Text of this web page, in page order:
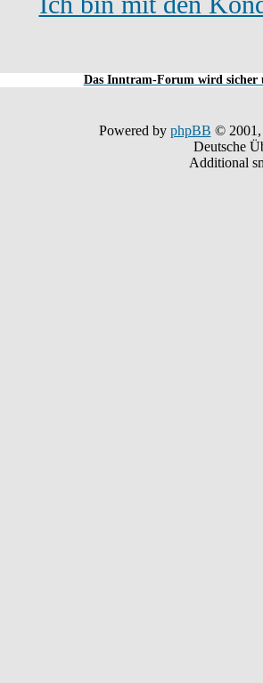
Das Inntram-Forum wird sicher
Powered by phpBB © 2001,
Deutsche
Additional